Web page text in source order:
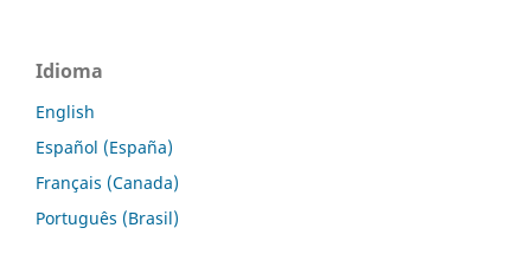
Idioma
English
Español (España)
Français (Canada)
Português (Brasil)